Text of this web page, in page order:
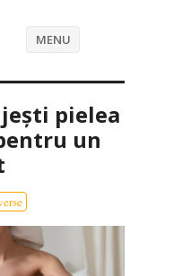
MENU
pielea
un